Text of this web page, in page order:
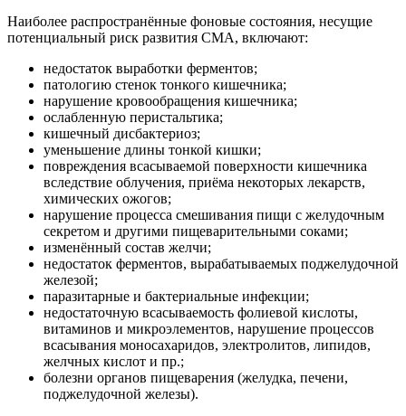
Наиболее распространённые фоновые состояния, несущие
потенциальный риск развития СМА, включают:
недостаток выработки ферментов;
патологию стенок тонкого кишечника;
нарушение кровообращения кишечника;
ослабленную перистальтика;
кишечный дисбактериоз;
уменьшение длины тонкой кишки;
повреждения всасываемой поверхности кишечника
вследствие облучения, приёма некоторых лекарств,
химических ожогов;
нарушение процесса смешивания пищи с желудочным
секретом и другими пищеварительными соками;
изменённый состав желчи;
недостаток ферментов, вырабатываемых поджелудочной
железой;
паразитарные и бактериальные инфекции;
недостаточную всасываемость фолиевой кислоты,
витаминов и микроэлементов, нарушение процессов
всасывания моносахаридов, электролитов, липидов,
желчных кислот и пр.;
болезни органов пищеварения (желудка, печени,
поджелудочной железы).